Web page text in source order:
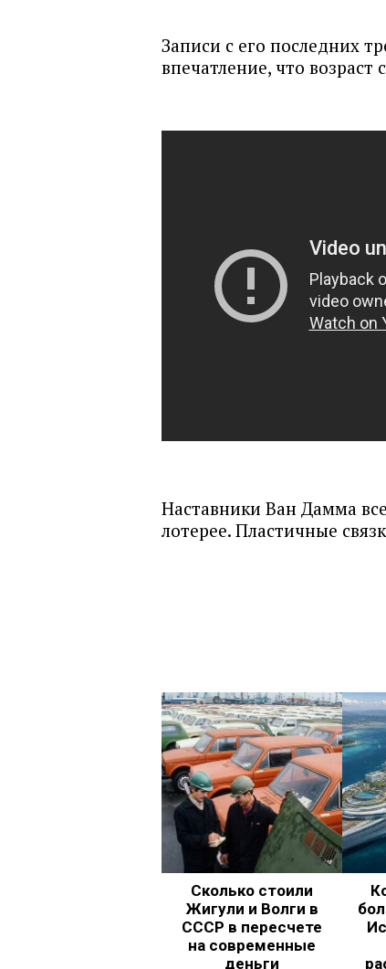
Записи с его последних
впечатление, что
Наставники Ван Дамма
лотерее. Пластичные
Сколько стоили
Жигули и Волги в
СССР в пересчете
на современные
деньги